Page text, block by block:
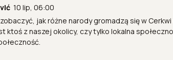
10 lip, 06:00
jak różne narody gromadzą się w
ktoś z naszej okolicy, czy tylko lokalna